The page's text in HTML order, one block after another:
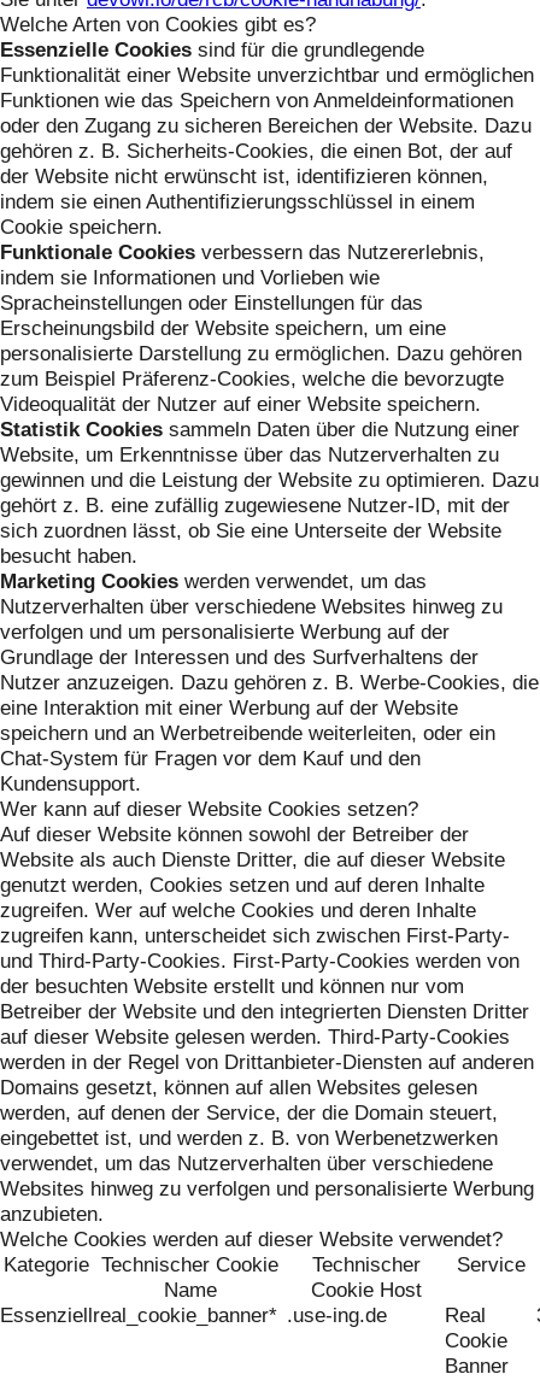
Welche Arten von Cookies gibt es?
Essenzielle Cookies sind für die grundlegende
Funktionalität einer Website unverzichtbar und ermöglichen
Funktionen wie das Speichern von Anmeldeinformationen
oder den Zugang zu sicheren Bereichen der Website. Dazu
gehören z. B. Sicherheits-Cookies, die einen Bot, der auf
der Website nicht erwünscht ist, identifizieren können,
indem sie einen Authentifizierungsschlüssel in einem
Cookie speichern.
Funktionale Cookies verbessern das Nutzererlebnis,
indem sie Informationen und Vorlieben wie
Spracheinstellungen oder Einstellungen für das
Erscheinungsbild der Website speichern, um eine
personalisierte Darstellung zu ermöglichen. Dazu gehören
zum Beispiel Präferenz-Cookies, welche die bevorzugte
Videoqualität der Nutzer auf einer Website speichern.
Statistik Cookies sammeln Daten über die Nutzung einer
Website, um Erkenntnisse über das Nutzerverhalten zu
gewinnen und die Leistung der Website zu optimieren. Dazu
gehört z. B. eine zufällig zugewiesene Nutzer-ID, mit der
sich zuordnen lässt, ob Sie eine Unterseite der Website
besucht haben.
Marketing Cookies werden verwendet, um das
Nutzerverhalten über verschiedene Websites hinweg zu
verfolgen und um personalisierte Werbung auf der
Grundlage der Interessen und des Surfverhaltens der
Nutzer anzuzeigen. Dazu gehören z. B. Werbe-Cookies, die
eine Interaktion mit einer Werbung auf der Website
speichern und an Werbetreibende weiterleiten, oder ein
Chat-System für Fragen vor dem Kauf und den
Kundensupport.
Wer kann auf dieser Website Cookies setzen?
Auf dieser Website können sowohl der Betreiber der
Website als auch Dienste Dritter, die auf dieser Website
genutzt werden, Cookies setzen und auf deren Inhalte
zugreifen. Wer auf welche Cookies und deren Inhalte
zugreifen kann, unterscheidet sich zwischen First-Party-
und Third-Party-Cookies. First-Party-Cookies werden von
der besuchten Website erstellt und können nur vom
Betreiber der Website und den integrierten Diensten Dritter
auf dieser Website gelesen werden. Third-Party-Cookies
werden in der Regel von Drittanbieter-Diensten auf anderen
Domains gesetzt, können auf allen Websites gelesen
werden, auf denen der Service, der die Domain steuert,
eingebettet ist, und werden z. B. von Werbenetzwerken
verwendet, um das Nutzerverhalten über verschiedene
Websites hinweg zu verfolgen und personalisierte Werbung
anzubieten.
Welche Cookies werden auf dieser Website verwendet?
Kategorie Technischer Cookie
Name
Technischer
Cookie Host
Service
Essenziell real_cookie_banner* .use-ing.de
Real
Cookie
Banner